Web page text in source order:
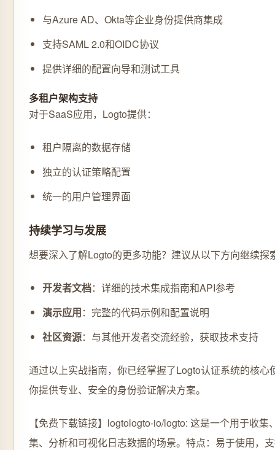
与Azure AD、Okta等企业身份提供商集成
支持SAML 2.0和OIDC协议
提供详细的配置向导和测试工具
多租户架构支持
对于SaaS应用，Logto提供：
租户隔离的数据存储
独立的认证策略配置
统一的用户管理界面
持续学习与发展
想要深入了解Logto的更多功能？建议从以下方向继续探
开发者文档：详细的技术集成指南和API参考
演示应用：完整的代码示例和配置说明
社区资源：与其他开发者交流经验，获取技术支持
通过以上实战指南，你已经掌握了Logto认证系统的核
你提供专业、安全的身份验证解决方案。
【免费下载链接】logtologto-io/logto: 这是一个用于收
集、分析和可视化日志数据的场景。特点：易于使用，